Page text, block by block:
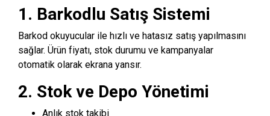
1. Barkodlu Satış Sistemi
Barkod okuyucular ile hızlı ve hatasız satış yapılmasını
sağlar. Ürün fiyatı, stok durumu ve kampanyalar
otomatik olarak ekrana yansır.
2. Stok ve Depo Yönetimi
Anlık stok takibi